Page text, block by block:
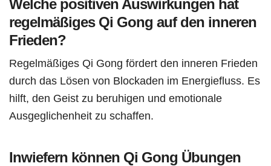
Welche positiven Auswirkungen hat
regelmäßiges Qi Gong auf den inneren
Frieden?
Regelmäßiges Qi Gong fördert den inneren Frieden
durch das Lösen von Blockaden im Energiefluss. Es
hilft, den Geist zu beruhigen und emotionale
Ausgeglichenheit zu schaffen.
Inwiefern können Qi Gong Übungen